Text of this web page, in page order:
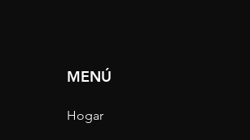
MENÚ
Hogar